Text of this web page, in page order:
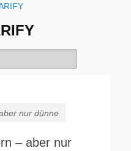
nur dünne
– aber nur